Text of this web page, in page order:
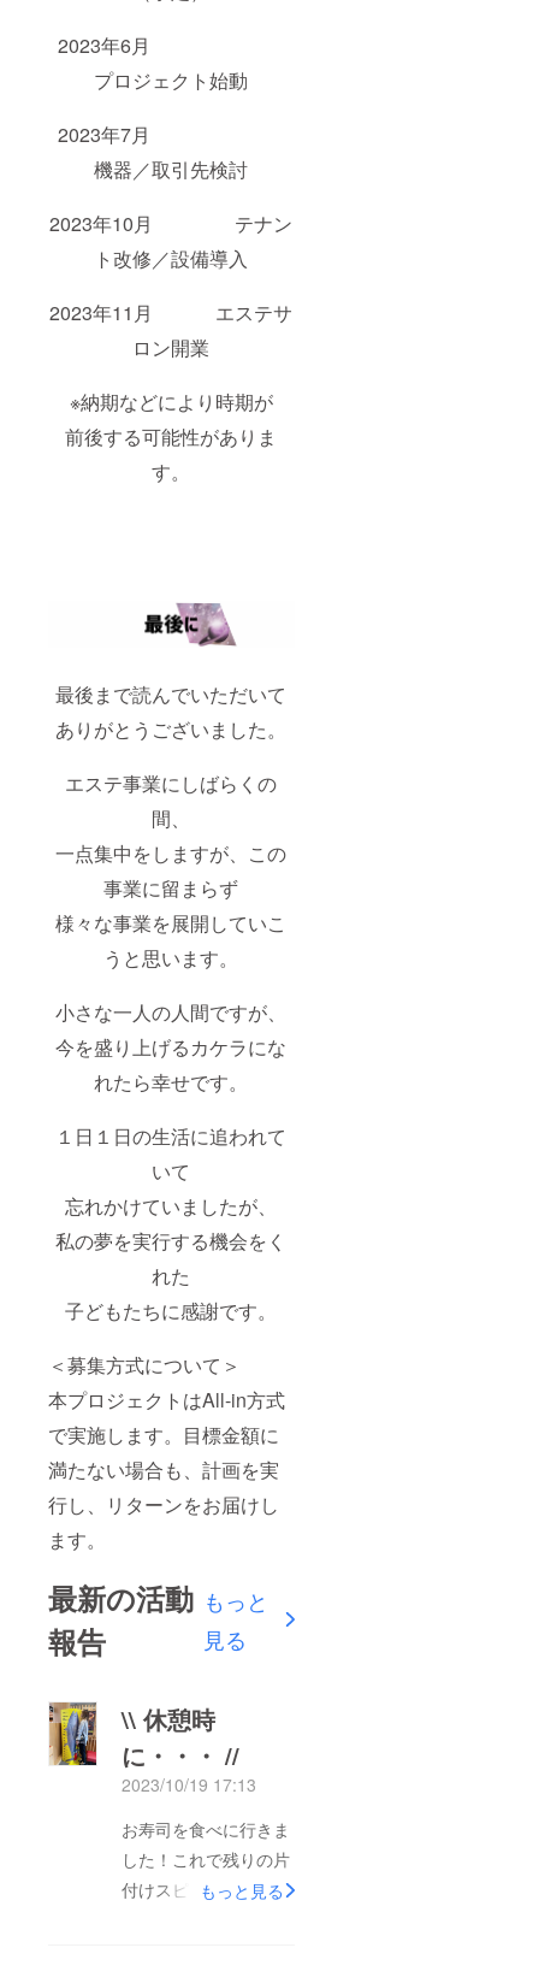
2023年6月
プロジェクト始動
2023年7月
機器／取引先検討
2023年10月 テナン
ト改修／設備導入
2023年11月 エステサ
ロン開業
※納期などにより時期が
前後する可能性がありま
す。
最後まで読んでいただいて
ありがとうございました。
エステ事業にしばらくの
間、
一点集中をしますが、この
事業に留まらず
様々な事業を展開していこ
うと思います。
小さな一人の人間ですが、
今を盛り上げるカケラにな
れたら幸せです。
１日１日の生活に追われて
いて
忘れかけていましたが、
私の夢を実行する機会をく
れた
子どもたちに感謝です。
＜募集方式について＞
本プロジェクトはAll-in方式
で実施します。目標金額に
満たない場合も、計画を実
行し、リターンをお届けし
ます。
最新の活動
報告
もっと
見る
\\ 休憩時
に・・・ //
2023/10/19 17:13
お寿司を食べに行きま
した！これで残りの片
付けスピードが速くな
もっと見る